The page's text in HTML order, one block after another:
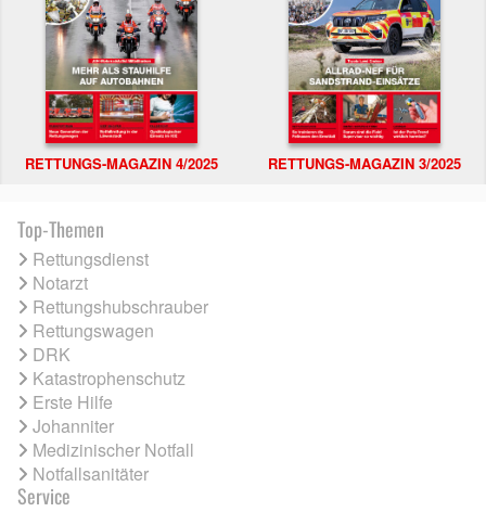
RETTUNGS-MAGAZIN 4/2025 RETTUNGS-MAGAZIN 3/2025
Top-Themen
Rettungsdienst
Notarzt
Rettungshubschrauber
Rettungswagen
DRK
Katastrophenschutz
Erste Hilfe
Johanniter
Medizinischer Notfall
Notfallsanitäter
Service